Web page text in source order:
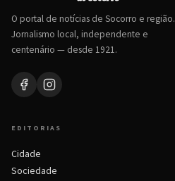
O portal de notícias de Socorro e região.
Jornalismo local, independente e
centenário — desde 1921.
EDITORIAS
Cidade
Sociedade